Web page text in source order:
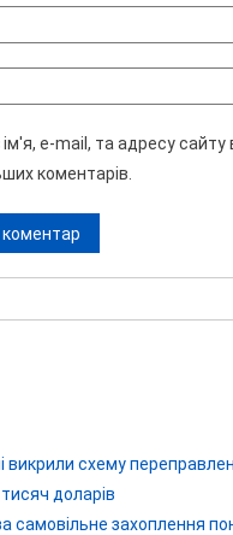
e-mail, та адресу сайту
коментарів.
викрили схему
доларів
самовільне захоплення